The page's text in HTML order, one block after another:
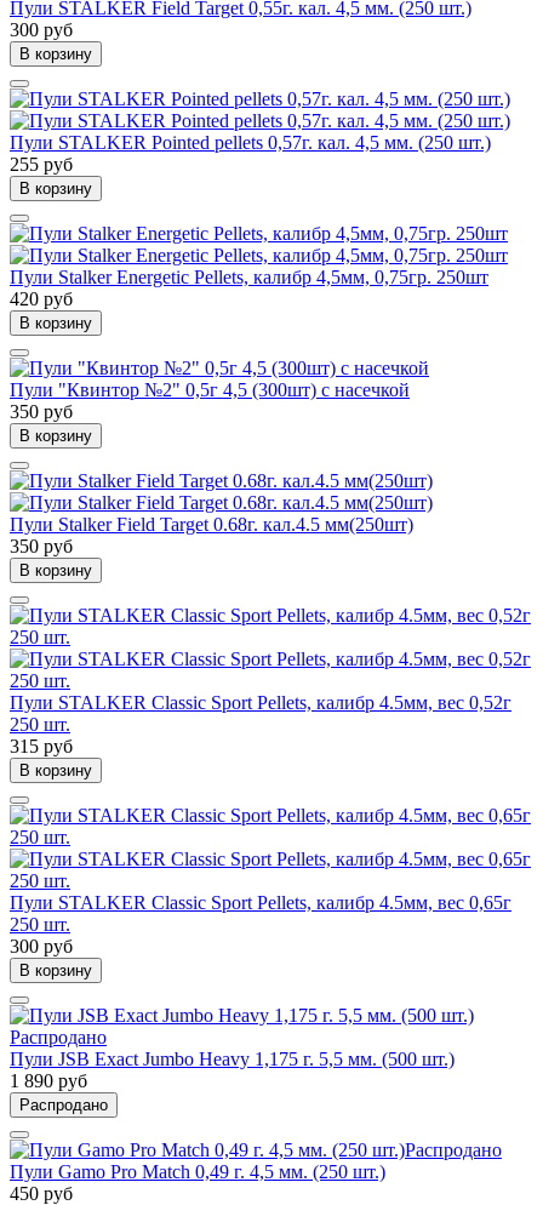
Пули STALKER Field Target 0,55г. кал. 4,5 мм. (250 шт.)
300 руб
В корзину
Пули STALKER Pointed pellets 0,57г. кал. 4,5 мм. (250 шт.)
255 руб
В корзину
Пули Stalker Energetic Pellets, калибр 4,5мм, 0,75гр. 250шт
420 руб
В корзину
Пули "Квинтор №2" 0,5г 4,5 (300шт) с насечкой
350 руб
В корзину
Пули Stalker Field Target 0.68г. кал.4.5 мм(250шт)
350 руб
В корзину
Пули STALKER Classic Sport Pellets, калибр 4.5мм, вес 0,52г
250 шт.
315 руб
В корзину
Пули STALKER Classic Sport Pellets, калибр 4.5мм, вес 0,65г
250 шт.
300 руб
В корзину
Распродано
Пули JSB Exact Jumbo Heavy 1,175 г. 5,5 мм. (500 шт.)
1 890 руб
Распродано
Распродано
Пули Gamo Pro Match 0,49 г. 4,5 мм. (250 шт.)
450 руб